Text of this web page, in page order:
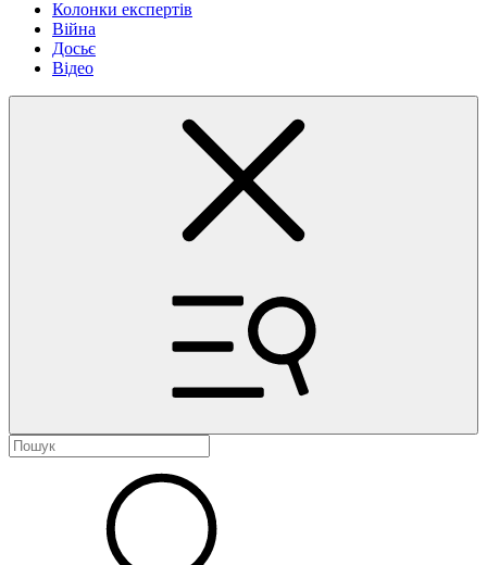
Колонки експертів
Війна
Досьє
Відео